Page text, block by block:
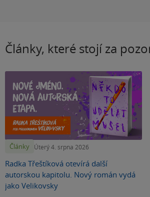
Články, které stojí za
Články Úterý 4. srpna 2026
Radka Třeštíková otevírá další
autorskou kapitolu. Nový román vydá
jako Velikovsky